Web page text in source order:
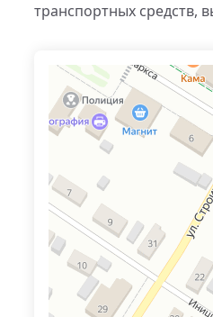
транспортных средств,